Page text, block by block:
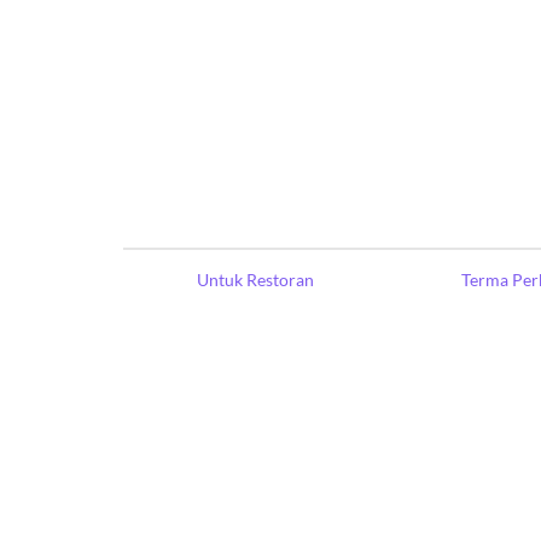
Untuk Restoran Terma